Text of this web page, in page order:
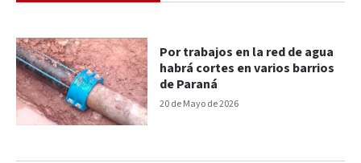
20 de Mayo de 2026
Por trabajos en la red de agua
habrá cortes en varios barrios
de Paraná